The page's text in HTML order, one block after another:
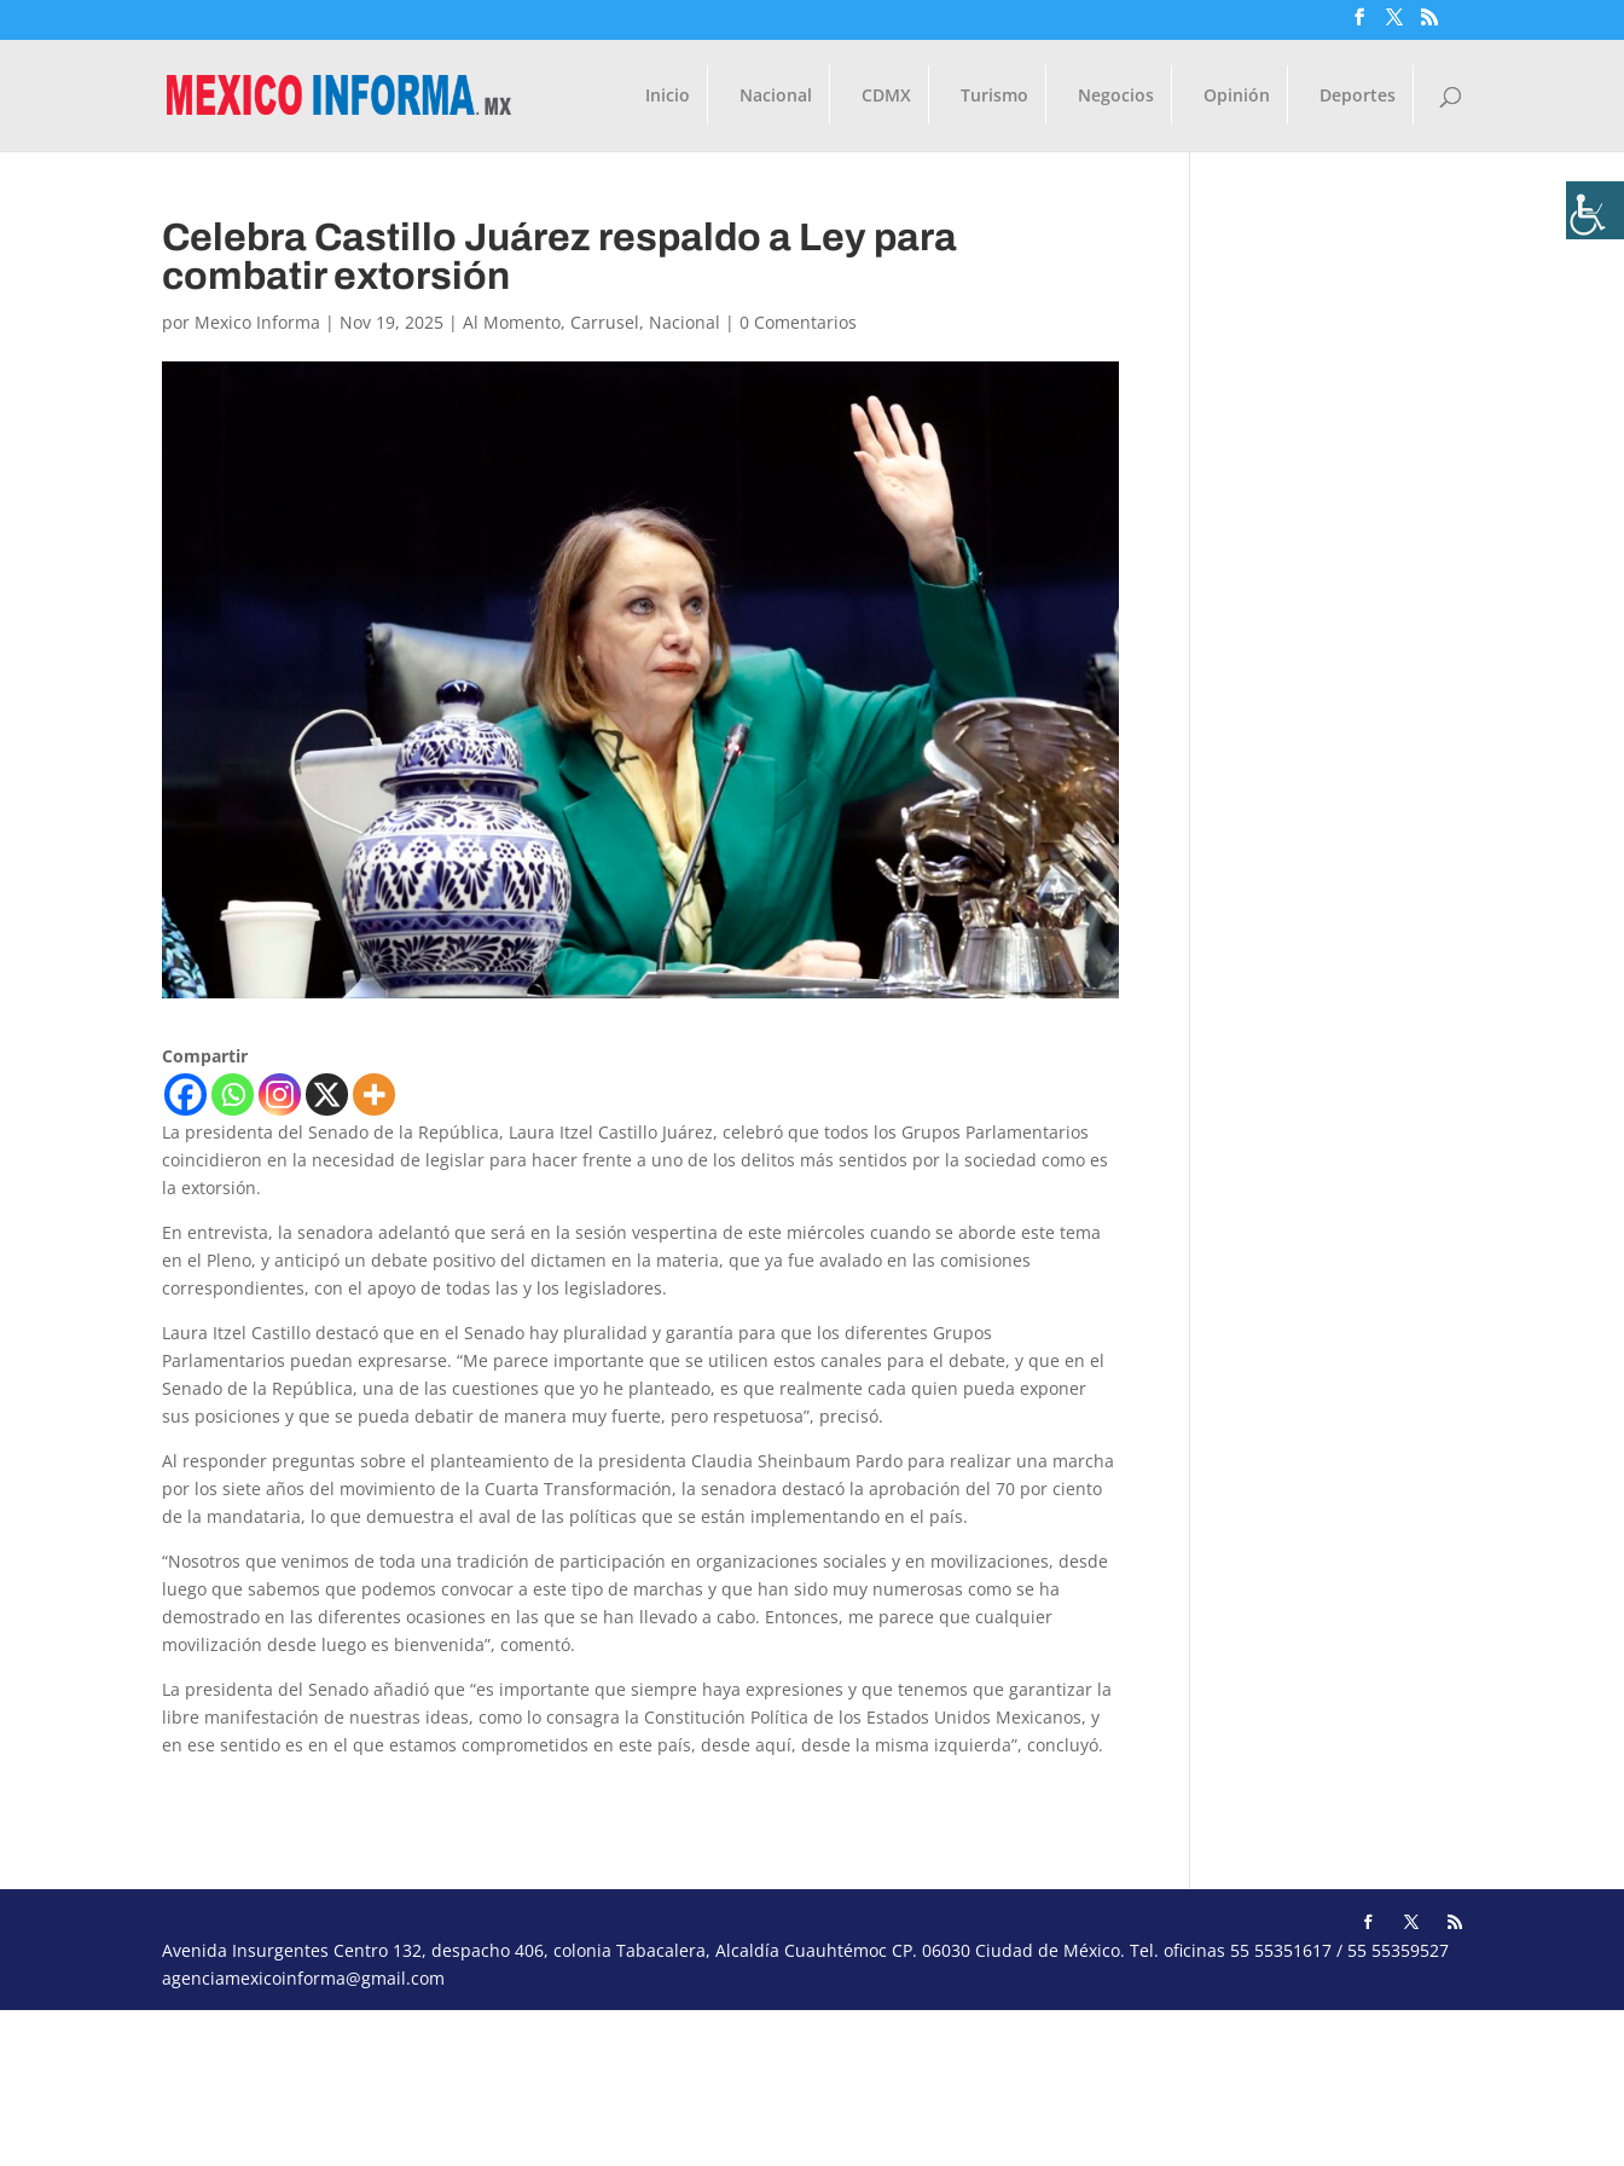
Inicio Nacional CDMX Turismo Negocios Opinión Deportes
Celebra Castillo Juárez respaldo a Ley para
combatir extorsión
por Mexico Informa | Nov 19, 2025 |Al Momento, Carrusel, Nacional |0 Comentarios
Compartir
La presidenta del Senado de la República, Laura Itzel Castillo Juárez, celebró que todos los Grupos Parlamentarios
coincidieron en la necesidad de legislar para hacer frente a uno de los delitos más sentidos por la sociedad como es
la extorsión.
En entrevista, la senadora adelantó que será en la sesión vespertina de este miércoles cuando se aborde este tema
en el Pleno, y anticipó un debate positivo del dictamen en la materia, que ya fue avalado en las comisiones
correspondientes, con el apoyo de todas las y los legisladores.
Laura Itzel Castillo destacó que en el Senado hay pluralidad y garantía para que los diferentes Grupos
Parlamentarios puedan expresarse. “Me parece importante que se utilicen estos canales para el debate, y que en el
Senado de la República, una de las cuestiones que yo he planteado, es que realmente cada quien pueda exponer
sus posiciones y que se pueda debatir de manera muy fuerte, pero respetuosa”, precisó.
Al responder preguntas sobre el planteamiento de la presidenta Claudia Sheinbaum Pardo para realizar una marcha
por los siete años del movimiento de la Cuarta Transformación, la senadora destacó la aprobación del 70 por ciento
de la mandataria, lo que demuestra el aval de las políticas que se están implementando en el país.
“Nosotros que venimos de toda una tradición de participación en organizaciones sociales y en movilizaciones, desde
luego que sabemos que podemos convocar a este tipo de marchas y que han sido muy numerosas como se ha
demostrado en las diferentes ocasiones en las que se han llevado a cabo. Entonces, me parece que cualquier
movilización desde luego es bienvenida”, comentó.
La presidenta del Senado añadió que “es importante que siempre haya expresiones y que tenemos que garantizar la
libre manifestación de nuestras ideas, como lo consagra la Constitución Política de los Estados Unidos Mexicanos, y
en ese sentido es en el que estamos comprometidos en este país, desde aquí, desde la misma izquierda”, concluyó.
Avenida Insurgentes Centro 132, despacho 406, colonia Tabacalera, Alcaldía Cuauhtémoc CP. 06030 Ciudad de México. Tel. oficinas 55 55351617 / 55 55359527
agenciamexicoinforma@gmail.com